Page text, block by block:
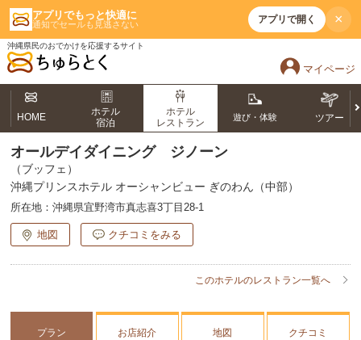
アプリでもっと快適に
通知でセールも見逃さない アプリで開く ×
沖縄県民のおでかけを応援するサイト
マイページ
HOME
ホテル
宿泊
ホテル
レストラン
遊び・体験 ツアー
オールデイダイニング ジノーン
（ブッフェ）
沖縄プリンスホテル オーシャンビュー ぎのわん（中部）
所在地： 沖縄県宜野湾市真志喜3丁目28-1
地図 クチコミをみる
このホテルのレストラン一覧へ
プラン お店紹介 地図 クチコミ